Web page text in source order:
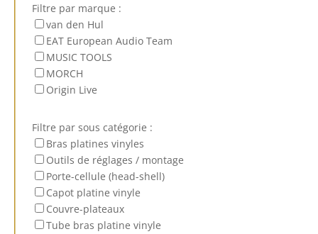
Filtre par marque :
van den Hul
EAT European Audio Team
MUSIC TOOLS
MORCH
Origin Live
Filtre par sous catégorie :
Bras platines vinyles
Outils de réglages / montage
Porte-cellule (head-shell)
Capot platine vinyle
Couvre-plateaux
Tube bras platine vinyle